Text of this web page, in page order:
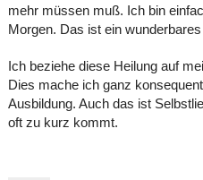
mehr müssen muß. Ich bin
Morgen. Das ist ein
Ich beziehe diese Heilung auf
Dies mache ich ganz
Ausbildung. Auch das ist
oft zu kurz kommt.